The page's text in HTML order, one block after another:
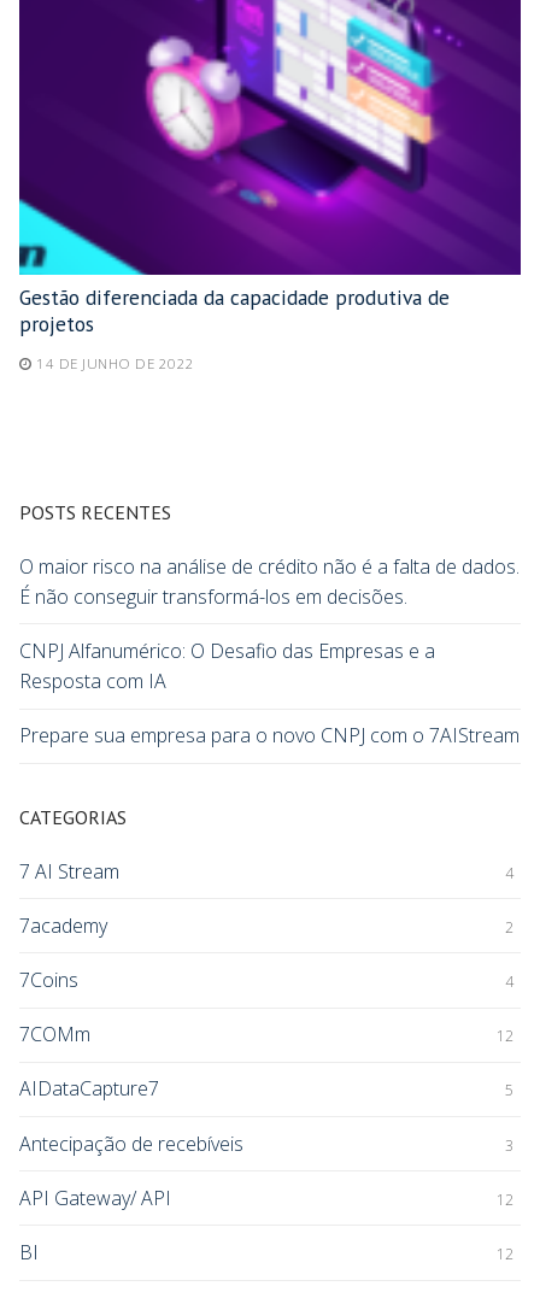
Gestão diferenciada da capacidade produtiva de
projetos
14 DE JUNHO DE 2022
POSTS RECENTES
O maior risco na análise de crédito não é a falta de dados.
É não conseguir transformá-los em decisões.
CNPJ Alfanumérico: O Desafio das Empresas e a
Resposta com IA
Prepare sua empresa para o novo CNPJ com o 7AIStream
CATEGORIAS
7 AI Stream 4
7academy 2
7Coins 4
7COMm 12
AIDataCapture7 5
Antecipação de recebíveis 3
API Gateway/ API 12
BI 12